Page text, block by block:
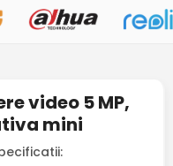
video 5 MP,
mini